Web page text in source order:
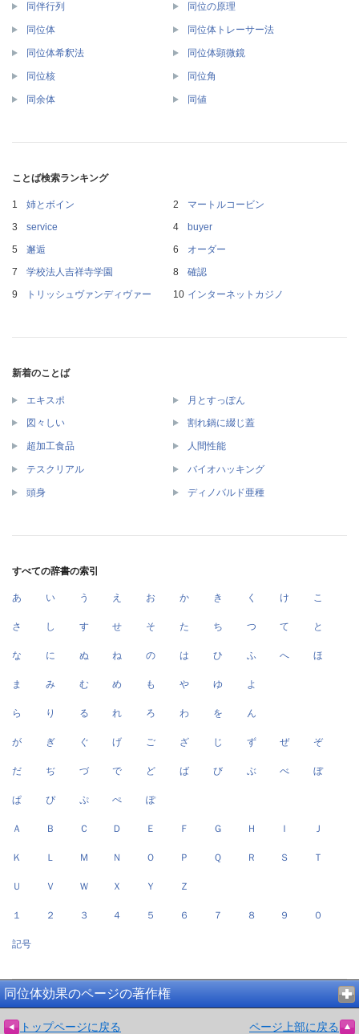
同伴行列 同位の原理
同位体 同位体トレーサー法
同位体希釈法 同位体顕微鏡
同位核 同位角
同余体 同値
ことば検索ランキング
姉とボイン
マートルコービン
service
buyer
邂逅
オーダー
学校法人吉祥寺学園
確認
トリッシュヴァンディヴァー
インターネットカジノ
新着のことば
エキスポ 月とすっぽん
図々しい 割れ鍋に綴じ蓋
超加工食品 人間性能
テスクリアル バイオハッキング
頭身 ディノバルド亜種
すべての辞書の索引
あ い う え お か き く け こ
さ し す せ そ た ち つ て と
な に ぬ ね の は ひ ふ へ ほ
ま み む め も や ゆ よ
ら り る れ ろ わ を ん
が ぎ ぐ げ ご ざ じ ず ぜ ぞ
だ ぢ づ で ど ば び ぶ べ ぼ
ぱ ぴ ぷ ぺ ぽ
Ａ Ｂ Ｃ Ｄ Ｅ Ｆ Ｇ Ｈ Ｉ Ｊ
Ｋ Ｌ Ｍ Ｎ Ｏ Ｐ Ｑ Ｒ Ｓ Ｔ
Ｕ Ｖ Ｗ Ｘ Ｙ Ｚ
１ ２ ３ ４ ５ ６ ７ ８ ９ ０
記号
同位体効果のページの著作権
トップページに戻る ページ上部に戻る